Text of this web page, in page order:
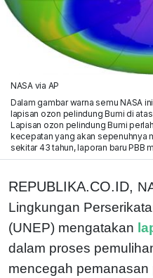
NASA via AP
Dalam gambar warna semu NASA
lapisan ozon pelindung Bumi di
Lapisan ozon pelindung Bumi
kecepatan yang akan sepenuhnya
sekitar 43 tahun, laporan baru PBB
REPUBLIKA.CO.ID,
Lingkungan
(UNEP) mengatakan
dalam proses
mencegah